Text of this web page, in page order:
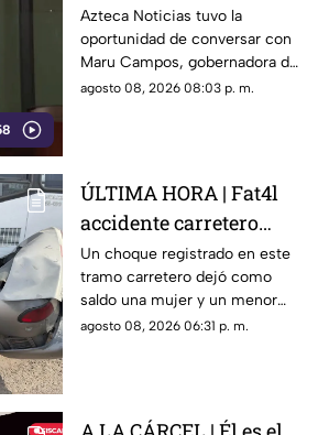
para la libertad de
expresión
Azteca Noticias tuvo la
oportunidad de conversar con
Maru Campos, gobernadora de
Chihuahua, quien habló sobre
para la libertad de expresión
agosto 08, 2026 08:03 p. m.
ÚLTIMA HORA | Fat4l
accidente carretero
deja una mujer y un
niño mu3rtos en San
Juan del Río
Un choque registrado en este
tramo carretero dejó como
saldo una mujer y un menor
sin vida, además de una
agosto 08, 2026 06:31 p. m.